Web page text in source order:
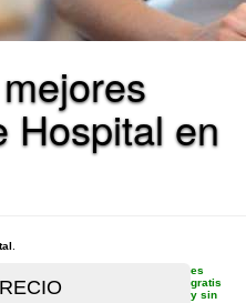
Hospital en
es
gratis
y sin